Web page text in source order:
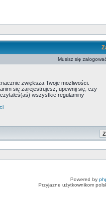
Musisz się
zwiększa Twoje możliwości.
się zarejestrujesz, upewnij się, czy
wszystkie regulaminy
Powered by
Przyjazne użytkownikom